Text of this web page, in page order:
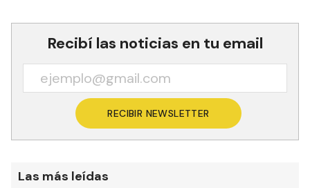
y emitidos en la página www.formosa.gob.ar .
Recibí las noticias en tu email
RECIBIR NEWSLETTER